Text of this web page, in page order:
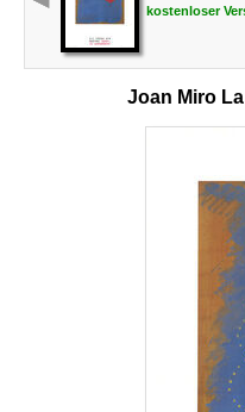
kostenloser
Joan Miro